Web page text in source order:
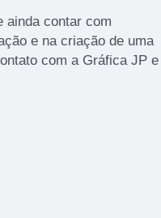
ainda contar com
e na criação de uma
com a Gráfica JP e